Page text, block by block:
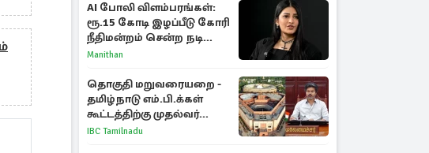
AI போலி விளம்பரங்கள்:
ரூ.15 கோடி இழப்பீடு கோரி
நீதிமன்றம் சென்ற நடிகை
ஸ்ருதி ஹாசன்!
Manithan
தொகுதி மறுவரையறை -
தமிழ்நாடு எம்.பி.க்கள்
கூட்டத்திற்கு முதல்வர்
விஜய் அழைப்பு
IBC Tamilnadu